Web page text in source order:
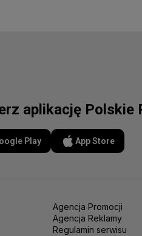
aplikację Polskie
Play App Store
Agencja Promocji
Agencja Reklamy
Regulamin serwisu